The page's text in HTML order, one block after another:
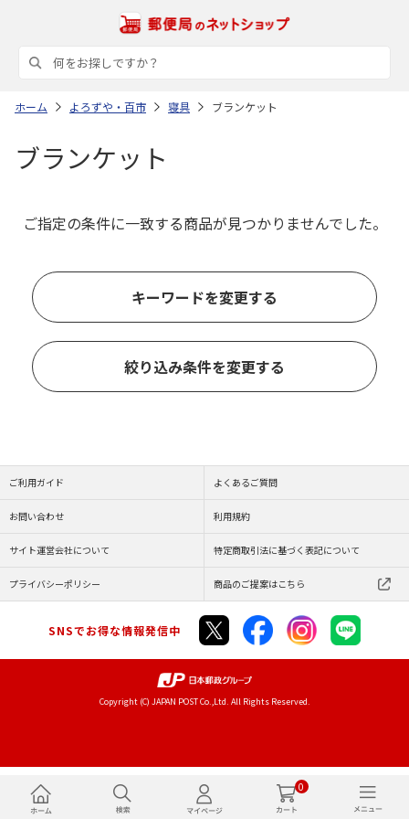
0
ホーム よろずや・百市 寝具 ブランケット
ブランケット
ご指定の条件に一致する商品が見つかりませんでした。
キーワードを変更する
絞り込み条件を変更する
ご利用ガイド よくあるご質問
お問い合わせ 利用規約
サイト運営会社について 特定商取引法に基づく表記について
プライバシーポリシー 商品のご提案はこちら
SNSでお得な情報発信中
Copyright (C) JAPAN POST Co.,Ltd. All Rights Reserved.